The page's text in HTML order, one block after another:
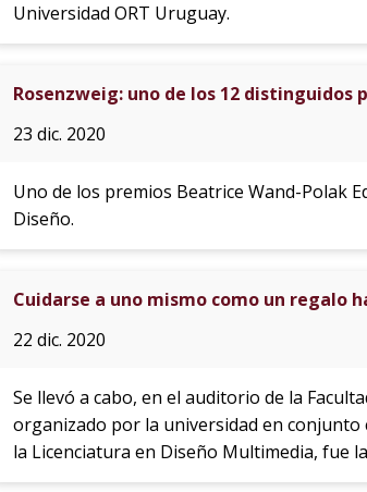
Universidad ORT Uruguay.
Rosenzweig: uno de los 12 distinguidos
23 dic. 2020
Uno de los premios Beatrice Wand-Polak
Diseño.
Cuidarse a uno mismo como un regalo
22 dic. 2020
Se llevó a cabo, en el auditorio de la
organizado por la universidad en conjunto
la Licenciatura en Diseño Multimedia, fue